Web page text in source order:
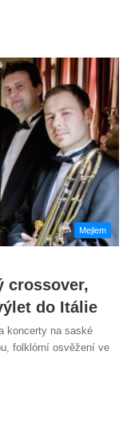
Mejlem
crossover,
do Itálie
koncerty na saské
folklórní osvěžení ve